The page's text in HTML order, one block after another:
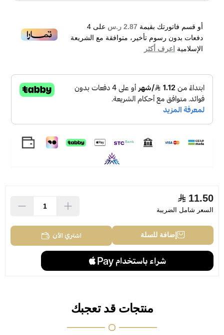
أو قسم فاتورتك بقيمة 2.87 ر.س على 4
دفعات بدون رسوم تأخير، متوافقة مع الشريعة
الإسلامية اعرف أكثر
11.50
السعر شامل الضريبة
إضافة للسلة اشتري الآن
منتجات قد تعجبك